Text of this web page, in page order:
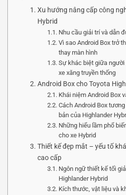
Xu hướng nâng cấp công
Hybrid
Nhu cầu giải trí và dẫn
Vì sao Android Box trở
thay màn hình
Sự khác biệt giữa người
xe xăng truyền thống
Android Box cho Toyota
Khái niệm Android Box
Cách Android Box
bản của Highlander
Những hiểu lầm phổ
cho xe Hybrid
Thiết kế đẹp mắt – yếu tố
cao cấp
Ngôn ngữ thiết kế tối
Highlander Hybrid
Kích thước, vật liệu và